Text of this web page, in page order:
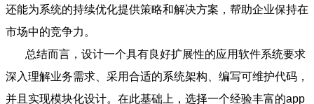
还能为系统的持续优化提供策略和解决方案，帮助企业保持在
市场中的竞争力。
总结而言，设计一个具有良好扩展性的应用软件系统要求
深入理解业务需求、采用合适的系统架构、编写可维护代码，
并且实现模块化设计。在此基础上，选择一个经验丰富的app